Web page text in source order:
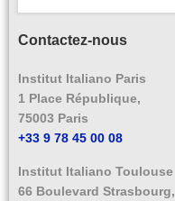
Contactez-nous
Institut Italiano Paris
1 Place République,
75003 Paris
+33 9 78 45 00 08
Institut Italiano Toulouse
66 Boulevard Strasbourg,